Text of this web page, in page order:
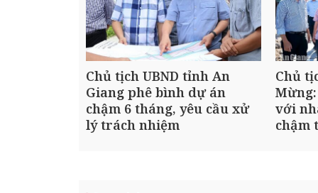
Chủ tịch UBND tỉnh An
Giang phê bình dự án
chậm 6 tháng, yêu cầu xử
lý trách nhiệm
Chủ
với
chậm